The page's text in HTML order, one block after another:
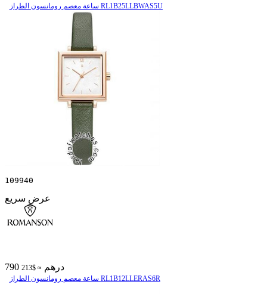
ساعة معصم رومانسون الطراز RL1B25LLBWAS5U
109940
عرض سريع
790 درهم ≈ $213
ساعة معصم رومانسون الطراز RL1B12LLERAS6R